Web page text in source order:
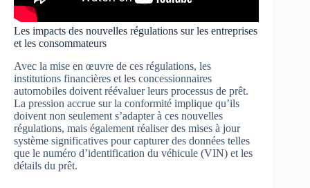
Les impacts des nouvelles régulations sur les entreprises
et les consommateurs
Avec la mise en œuvre de ces régulations, les
institutions financières et les concessionnaires
automobiles doivent réévaluer leurs processus de prêt.
La pression accrue sur la conformité implique qu’ils
doivent non seulement s’adapter à ces nouvelles
régulations, mais également réaliser des mises à jour
système significatives pour capturer des données telles
que le numéro d’identification du véhicule (VIN) et les
détails du prêt.